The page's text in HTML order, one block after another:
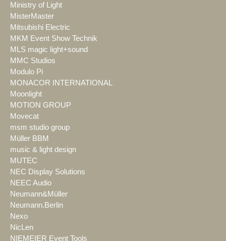
Ministry of Light
MisterMaster
Mitsubishi Electric
MKM Event Show Technik
MLS magic light+sound
MMC Studios
Modulo Pi
MONACOR INTERNATIONAL
Moonlight
MOTION GROUP
Movecat
msm studio group
Müller BBM
music & light design
MUTEC
NEC Display Solutions
NEEC Audio
Neumann&Müller
Neumann.Berlin
Nexo
NicLen
NIEMEIER Event Tools